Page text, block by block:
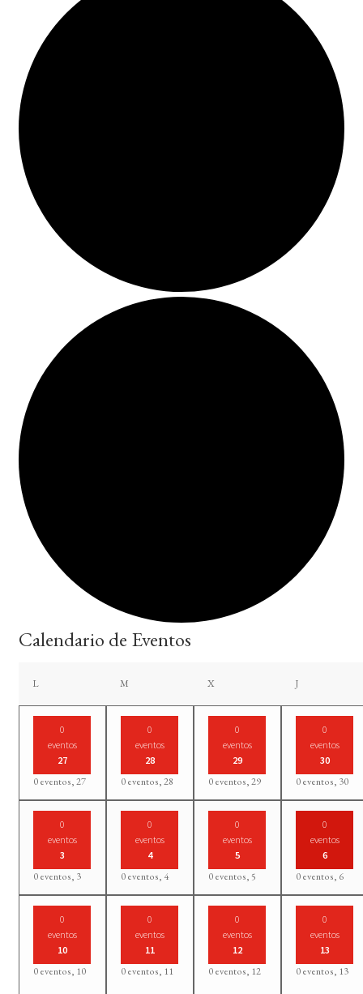
Calendario de Eventos
Llunes Mmartes Xmiércoles Jjueves
0
eventos
27
0 eventos,27
0
eventos
28
0 eventos,28
0
eventos
29
0 eventos,29
0
eventos
30
0 eventos, 30
0
eventos
3
0 eventos, 3
0
eventos
4
0 eventos, 4
0
eventos
5
0 eventos,5
0
eventos
6
0 eventos, 6
0
eventos
10
0 eventos, 10
0
eventos
11
0 eventos, 11
0
eventos
12
0 eventos, 12
0
eventos
13
0 eventos, 13